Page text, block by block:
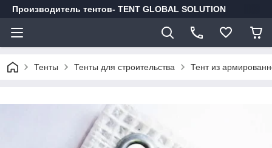
Производитель тентов- TENT GLOBAL SOLUTION
Тенты Тенты для строительства Тент из